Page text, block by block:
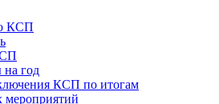
КСП
на год
КСП по итогам
мероприятий